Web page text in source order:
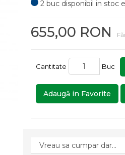
2 buc disponibil in stoc
655,00 RON
Cantitate Buc
Adaugă in Favorite